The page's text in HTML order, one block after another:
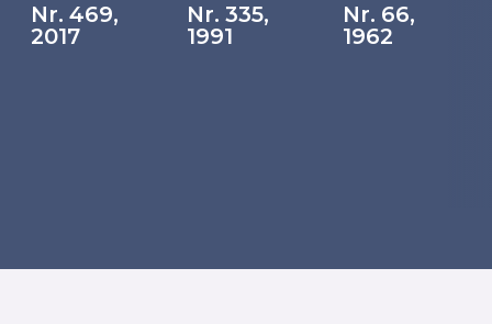
Nr. 469,
2017
Nr. 335,
1991
Nr. 66,
1962